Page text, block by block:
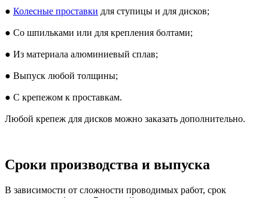
● Колесные проставки для ступицы и для дисков;
● Со шпильками или для крепления болтами;
● Из материала алюминиевый сплав;
● Выпуск любой толщины;
● С крепежом к проставкам.
Любой крепеж для дисков можно заказать дополнительно.
Сроки производства и выпуска
В зависимости от сложности проводимых работ, срок